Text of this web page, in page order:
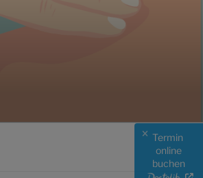
Termin
online
buchen